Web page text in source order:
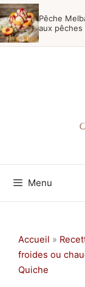
Aller
au
contenu
Pêche
aux pêches
Menu
Accueil »
froides ou
Quiche